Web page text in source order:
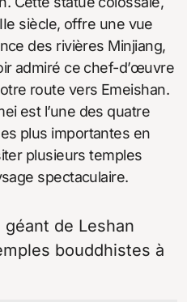
siècle, offre une vue
des rivières Minjiang,
admiré ce chef-d’œuvre
route vers Emeishan.
est l’une des quatre
plus importantes en
plusieurs temples
spectaculaire.
de Leshan
bouddhistes à